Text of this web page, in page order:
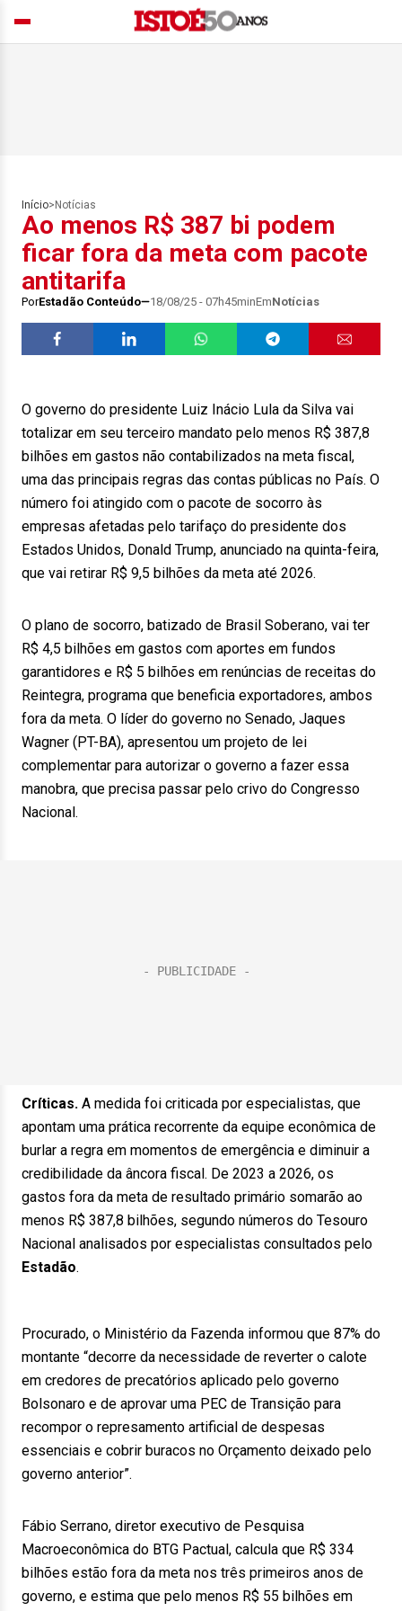
Início> Notícias
Ao menos R$ 387 bi podem
ficar fora da meta com pacote
antitarifa
PorEstadão Conteúdo 18/08/25 - 07h45minEmNotícias
O governo do presidente Luiz Inácio Lula da Silva vai
totalizar em seu terceiro mandato pelo menos R$ 387,8
bilhões em gastos não contabilizados na meta fiscal,
uma das principais regras das contas públicas no País. O
número foi atingido com o pacote de socorro às
empresas afetadas pelo tarifaço do presidente dos
Estados Unidos, Donald Trump, anunciado na quinta-feira,
que vai retirar R$ 9,5 bilhões da meta até 2026.
O plano de socorro, batizado de Brasil Soberano, vai ter
R$ 4,5 bilhões em gastos com aportes em fundos
garantidores e R$ 5 bilhões em renúncias de receitas do
Reintegra, programa que beneficia exportadores, ambos
fora da meta. O líder do governo no Senado, Jaques
Wagner (PT-BA), apresentou um projeto de lei
complementar para autorizar o governo a fazer essa
manobra, que precisa passar pelo crivo do Congresso
Nacional.
Críticas. A medida foi criticada por especialistas, que
apontam uma prática recorrente da equipe econômica de
burlar a regra em momentos de emergência e diminuir a
credibilidade da âncora fiscal. De 2023 a 2026, os
gastos fora da meta de resultado primário somarão ao
menos R$ 387,8 bilhões, segundo números do Tesouro
Nacional analisados por especialistas consultados pelo
Estadão.
Procurado, o Ministério da Fazenda informou que 87% do
montante “decorre da necessidade de reverter o calote
em credores de precatórios aplicado pelo governo
Bolsonaro e de aprovar uma PEC de Transição para
recompor o represamento artificial de despesas
essenciais e cobrir buracos no Orçamento deixado pelo
governo anterior”.
Fábio Serrano, diretor executivo de Pesquisa
Macroeconômica do BTG Pactual, calcula que R$ 334
bilhões estão fora da meta nos três primeiros anos de
governo, e estima que pelo menos R$ 55 bilhões em